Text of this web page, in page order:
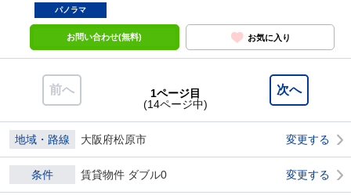
パノラマ
お問い合わせ(無料) お気に入り
前へ 次へ
1ページ目
(14ページ中)
地域・路線 大阪府松原市 変更する
条件 賃貸物件 ダブル0 変更する